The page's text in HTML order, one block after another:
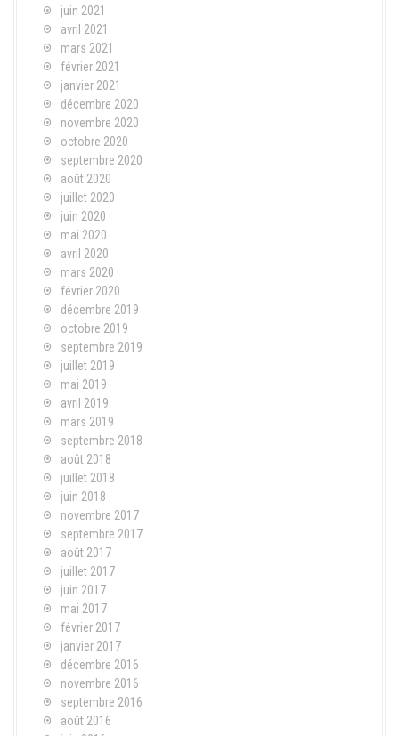
juin 2021
avril 2021
mars 2021
février 2021
janvier 2021
décembre 2020
novembre 2020
octobre 2020
septembre 2020
août 2020
juillet 2020
juin 2020
mai 2020
avril 2020
mars 2020
février 2020
décembre 2019
octobre 2019
septembre 2019
juillet 2019
mai 2019
avril 2019
mars 2019
septembre 2018
août 2018
juillet 2018
juin 2018
novembre 2017
septembre 2017
août 2017
juillet 2017
juin 2017
mai 2017
février 2017
janvier 2017
décembre 2016
novembre 2016
septembre 2016
août 2016